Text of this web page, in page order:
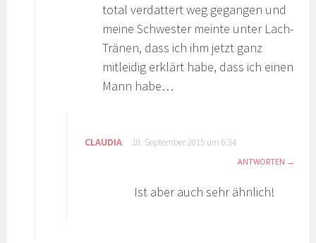
total verdattert weg gegangen und
meine Schwester meinte unter Lach-
Tränen, dass ich ihm jetzt ganz
mitleidig erklärt habe, dass ich einen
Mann habe…
CLAUDIA 10. September 2015 um 6:34
ANTWORTEN
Ist aber auch sehr ähnlich!